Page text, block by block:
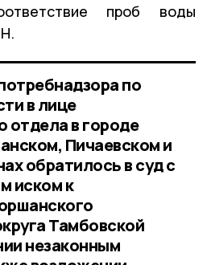
проб воды
по
в лице
отдела в городе
Пичаевском и
обратилось в суд с
иском к
Тамбовской
незаконным